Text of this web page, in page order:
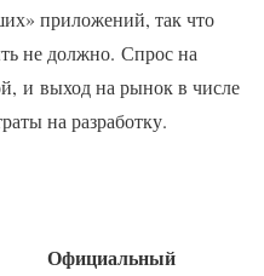
приложений, так что
не должно. Спрос на
и выход на рынок в числе
на разработку.
Официальный